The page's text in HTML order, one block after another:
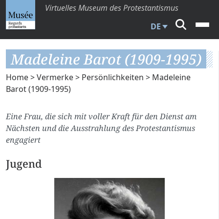
Virtuelles Museum des Protestantismus
DE
Madeleine Barot (1909-1995)
Home>Vermerke> Persönlichkeiten > Madeleine
Barot (1909-1995)
Eine Frau, die sich mit voller Kraft für den Dienst am
Nächsten und die Ausstrahlung des Protestantismus
engagiert
Jugend